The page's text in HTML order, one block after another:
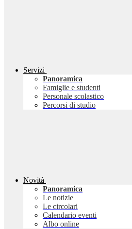
Servizi
Panoramica
Famiglie e studenti
Personale scolastico
Percorsi di studio
Novità
Panoramica
Le notizie
Le circolari
Calendario eventi
Albo online